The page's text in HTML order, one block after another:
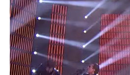
моменти и места
бонус садржај
светлопис
законоправило
духовни отац